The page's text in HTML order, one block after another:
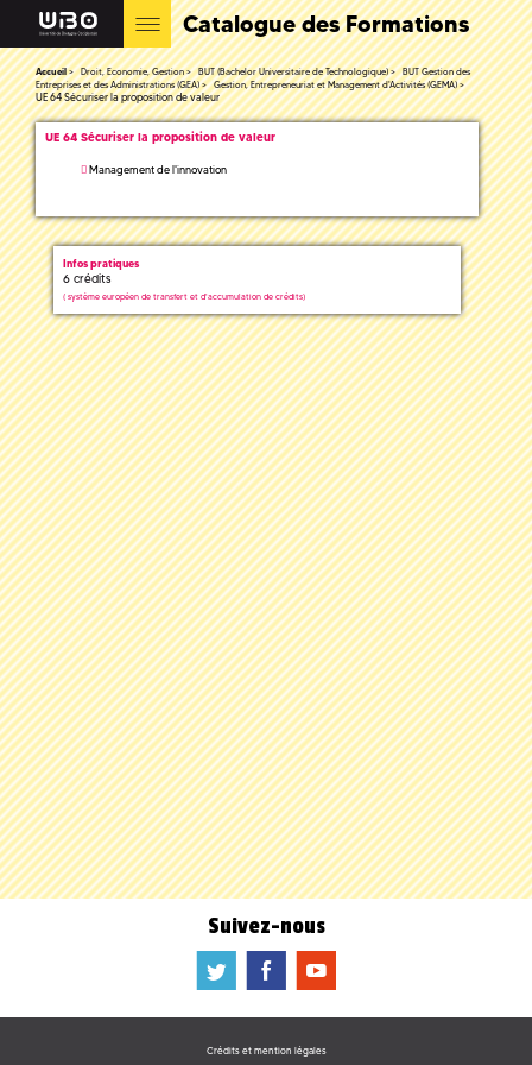
Catalogue des Formations
Accueil Droit, Economie, Gestion BUT (Bachelor Universitaire de Technologique)
BUT Gestion des
Entreprises et des Administrations (GEA)
Gestion, Entrepreneuriat et Management d'Activités (GEMA)
UE 64 Sécuriser la proposition de valeur
UE 64 Sécuriser la proposition de valeur
Management de l'innovation
Infos pratiques
6 crédits
( système européen de transfert et d'accumulation de crédits)
Suivez-nous
a b f
Crédits et mention légales